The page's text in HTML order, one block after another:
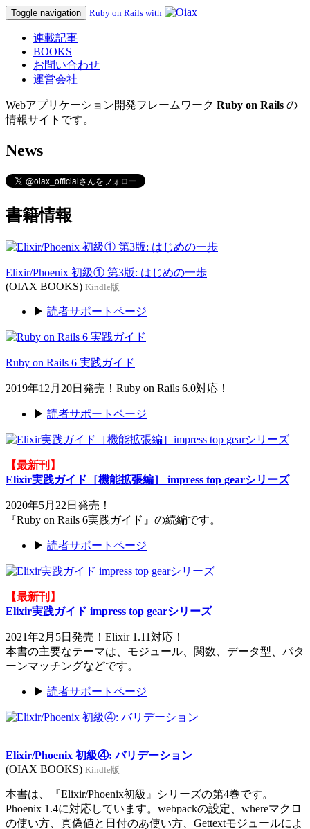
Toggle navigation Ruby on Rails with
連載記事
BOOKS
お問い合わせ
運営会社
Webアプリケーション開発フレームワーク Ruby on Rails の
情報サイトです。
News
書籍情報
Elixir/Phoenix 初級① 第3版: はじめの一歩
(OIAX BOOKS) Kindle版
▶ 読者サポートページ
Ruby on Rails 6 実践ガイド
2019年12月20日発売！Ruby on Rails 6.0対応！
▶ 読者サポートページ
【最新刊】
Elixir実践ガイド［機能拡張編］ impress top gearシリーズ
2020年5月22日発売！
『Ruby on Rails 6実践ガイド』の続編です。
▶ 読者サポートページ
【最新刊】
Elixir実践ガイド impress top gearシリーズ
2021年2月5日発売！Elixir 1.11対応！
本書の主要なテーマは、モジュール、関数、データ型、パタ
ーンマッチングなどです。
▶ 読者サポートページ
Elixir/Phoenix 初級④: バリデーション
(OIAX BOOKS) Kindle版
本書は、『Elixir/Phoenix初級』シリーズの第4巻です。
Phoenix 1.4に対応しています。webpackの設定、whereマクロ
の使い方、真偽値と日付のあ使い方、Gettextモジュールによ